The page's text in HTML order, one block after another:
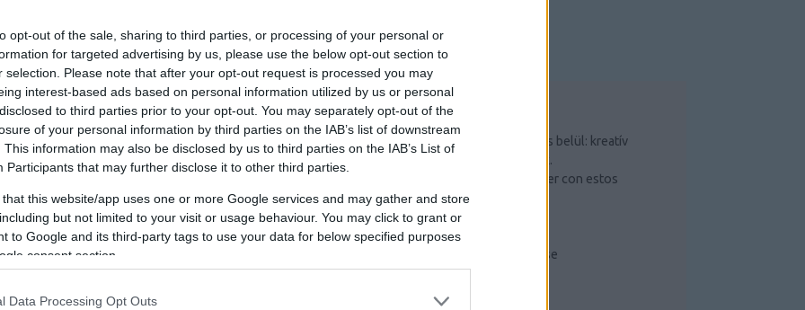
opt-out of the sale, sharing to third parties, or processing of your personal or
for targeted advertising by us, please use the below opt-out section to
selection. Please note that after your opt-out request is processed you may
interest-based ads based on personal information utilized by us or personal
to third parties prior to your opt-out. You may separately opt-out of the
of your personal information by third parties on the IAB’s list of downstream
This information may also be disclosed by us to third parties on the IAB’s List of
Participants that may further disclose it to other third parties.
that this website/app uses one or more Google services and may gather and store
but not limited to your visit or usage behaviour. You may click to grant or
to Google and its third-party tags to use your data for below specified purposes
consent section.
Data Processing Opt Outs
GARÁZS TAKARÍTÁS, NEW BALANCE,
HUNGARIAN GOOSE DOWN
Miért jó a
személyiségfejlesztés?
A személyiségfejlesztés egy dinamikus,
összetett folyamat, amely során az egyén
fejlessze saját személyiségét, viselkedését és
TOP 5
Csináld magad saját garázs belül: kreatív
ötletek és hasznos tippek.
Mejorar lo que puede hacer con estos
sencillos pasos
Szerszámos szekrény
Radiális kompresszor
Kompresszorok működése
FRISS TOPIKOK